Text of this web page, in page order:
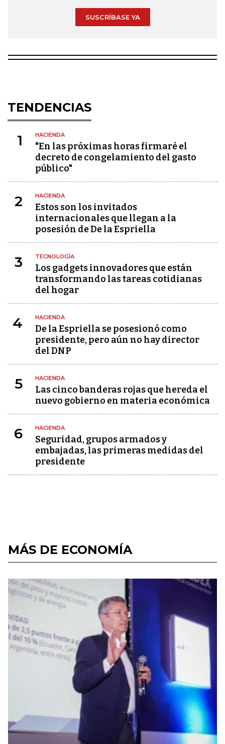
SUSCRÍBASE YA
TENDENCIAS
1 HACIENDA
"En las próximas horas firmaré el
decreto de congelamiento del gasto
público"
2 HACIENDA
Estos son los invitados
internacionales que llegan a la
posesión de De la Espriella
3 TECNOLOGÍA
Los gadgets innovadores que están
transformando las tareas cotidianas
del hogar
4 HACIENDA
De la Espriella se posesionó como
presidente, pero aún no hay director
del DNP
5 HACIENDA
Las cinco banderas rojas que hereda el
nuevo gobierno en materia económica
6 HACIENDA
Seguridad, grupos armados y
embajadas, las primeras medidas del
presidente
MÁS DE ECONOMÍA